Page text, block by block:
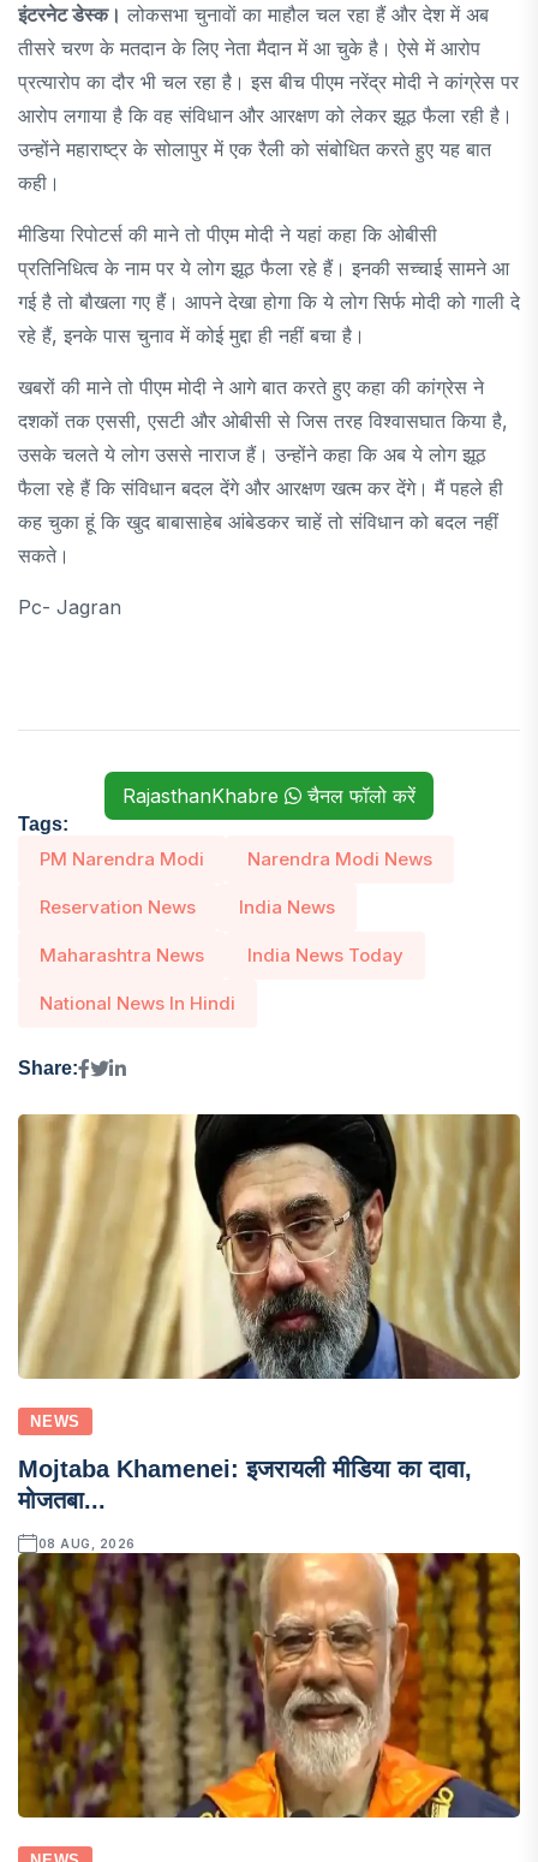
इंटरनेट डेस्क। लोकसभा चुनावाें का माहौल चल रहा हैं और देश में अब
तीसरे चरण के मतदान के लिए नेता मैदान में आ चुके है। ऐसे में आरोप
प्रत्यारोप का दौर भी चल रहा है। इस बीच पीएम नरेंद्र मोदी ने कांग्रेस पर
आरोप लगाया है कि वह संविधान और आरक्षण को लेकर झूठ फैला रही है।
उन्होंने महाराष्ट्र के सोलापुर में एक रैली को संबोधित करते हुए यह बात
कही।
मीडिया रिपोटर्स की माने तो पीएम मोदी ने यहां कहा कि ओबीसी
प्रतिनिधित्व के नाम पर ये लोग झूठ फैला रहे हैं। इनकी सच्चाई सामने आ
गई है तो बौखला गए हैं। आपने देखा होगा कि ये लोग सिर्फ मोदी को गाली दे
रहे हैं, इनके पास चुनाव में कोई मुद्दा ही नहीं बचा है।
खबरों की माने तो पीएम मोदी ने आगे बात करते हुए कहा की कांग्रेस ने
दशकों तक एससी, एसटी और ओबीसी से जिस तरह विश्वासघात किया है,
उसके चलते ये लोग उससे नाराज हैं। उन्होंने कहा कि अब ये लोग झूठ
फैला रहे हैं कि संविधान बदल देंगे और आरक्षण खत्म कर देंगे। मैं पहले ही
कह चुका हूं कि खुद बाबासाहेब आंबेडकर चाहें तो संविधान को बदल नहीं
सकते।
Pc- Jagran
RajasthanKhabre चैनल फॉलो करें
Tags:
PM Narendra Modi Narendra Modi News
Reservation News India News
Maharashtra News India News Today
National News In Hindi
Share:
NEWS
Mojtaba Khamenei: इजरायली मीडिया का दावा,
मोजतबा...
08 AUG, 2026